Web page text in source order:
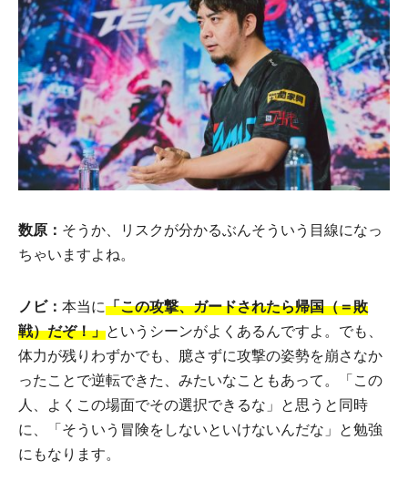
数原： そうか、リスクが分かるぶんそういう目線になっ
ちゃいますよね。
ノビ： 本当に「この攻撃、ガードされたら帰国（＝敗
戦）だぞ！」というシーンがよくあるんですよ。でも、
体力が残りわずかでも、臆さずに攻撃の姿勢を崩さなか
ったことで逆転できた、みたいなこともあって。「この
人、よくこの場面でその選択できるな」と思うと同時
に、「そういう冒険をしないといけないんだな」と勉強
にもなります。